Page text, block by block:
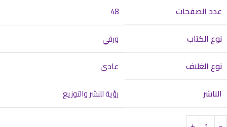
عدد الصفحات 48
نوع الكتاب ورقي
نوع الغلاف عادي
الناشر رؤية للنشر والتوزيع